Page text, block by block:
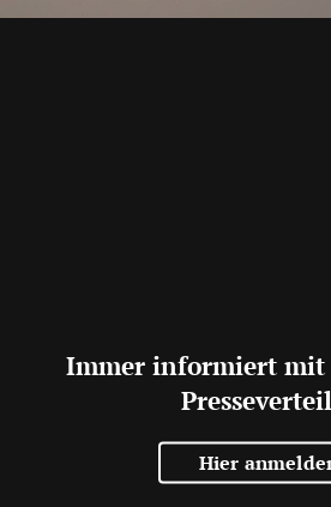
Immer informiert mit
Hier